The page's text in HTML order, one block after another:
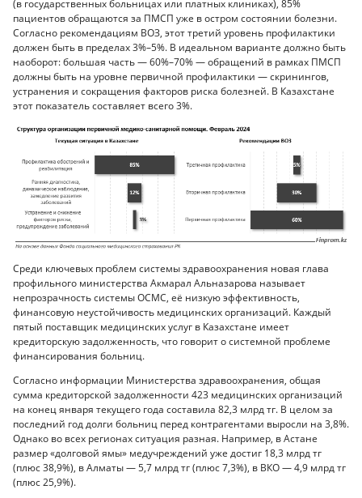
(в государственных больницах или платных клиниках), 85%
пациентов обращаются за ПМСП уже в остром состоянии болезни.
Согласно рекомендациям ВОЗ, этот третий уровень профилактики
должен быть в пределах 3%–5%. В идеальном варианте должно быть
наоборот: большая часть — 60%–70% — обращений в рамках ПМСП
должны быть на уровне первичной профилактики — скринингов,
устранения и сокращения факторов риска болезней. В Казахстане
этот показатель составляет всего 3%.
Среди ключевых проблем системы здравоохранения новая глава
профильного министерства Акмарал Альназарова называет
непрозрачность системы ОСМС, её низкую эффективность,
финансовую неустойчивость медицинских организаций. Каждый
пятый поставщик медицинских услуг в Казахстане имеет
кредиторскую задолженность, что говорит о системной проблеме
финансирования больниц.
Согласно информации Министерства здравоохранения, общая
сумма кредиторской задолженности 423 медицинских организаций
на конец января текущего года составила 82,3 млрд тг. В целом за
последний год долги больниц перед контрагентами выросли на 3,8%.
Однако во всех регионах ситуация разная. Например, в Астане
размер «долговой ямы» медучреждений уже достиг 18,3 млрд тг
(плюс 38,9%), в Алматы — 5,7 млрд тг (плюс 7,3%), в ВКО — 4,9 млрд тг
(плюс 25,9%).